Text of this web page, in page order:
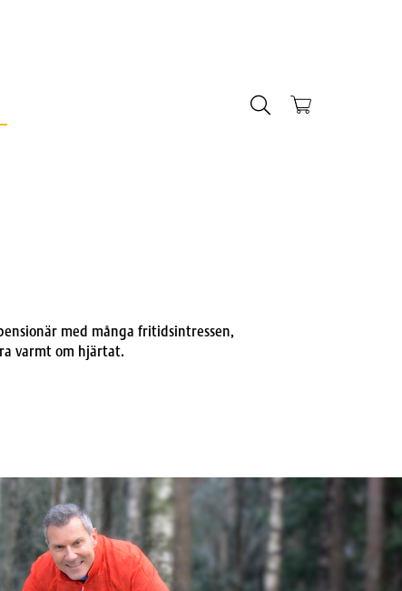
med många fritidsintressen,
varmt om hjärtat.